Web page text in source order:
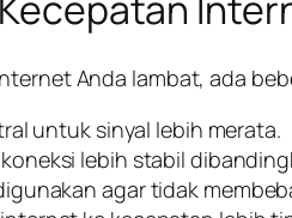
Anda lambat, ada
untuk sinyal lebih merata.
lebih stabil
agar tidak